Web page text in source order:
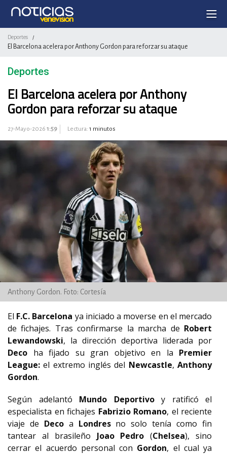
Deportes /
El Barcelona acelera por Anthony Gordon para reforzar su ataque
Deportes
El Barcelona acelera por Anthony
Gordon para reforzar su ataque
27-Mayo-2026 1:59 Lectura: 1 minutos
Anthony Gordon. Foto: Cortesía
El F.C. Barcelona ya iniciado a moverse en el mercado
de fichajes. Tras confirmarse la marcha de Robert
Lewandowski, la dirección deportiva liderada por
Deco ha fijado su gran objetivo en la Premier
League: el extremo inglés del Newcastle,Anthony
Gordon.
Según adelantó Mundo Deportivoy ratificó el
especialista en fichajes Fabrizio Romano, el reciente
viaje de Decoa Londresno solo tenía como fin
tantear al brasileño Joao Pedro (Chelsea), sino
cerrar el acuerdo personal con Gordon, el cual ya